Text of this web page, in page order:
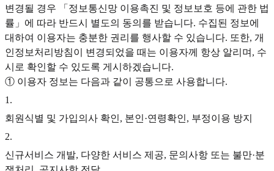
변경될 경우 「정보통신망 이용촉진 및 정보보호 등에 관한 법
률」에 따라 반드시 별도의 동의를 받습니다. 수집된 정보에
대하여 이용자는 충분한 권리를 행사할 수 있습니다. 또한, 개
인정보처리방침이 변경되었을 때는 이용자께 항상 알리며, 수
시로 확인할 수 있도록 게시하겠습니다.
① 이용자 정보는 다음과 같이 공통으로 사용합니다.
1 .
회원식별 및 가입의사 확인, 본인·연령확인, 부정이용 방지
2.
신규서비스 개발, 다양한 서비스 제공, 문의사항 또는 불만·분